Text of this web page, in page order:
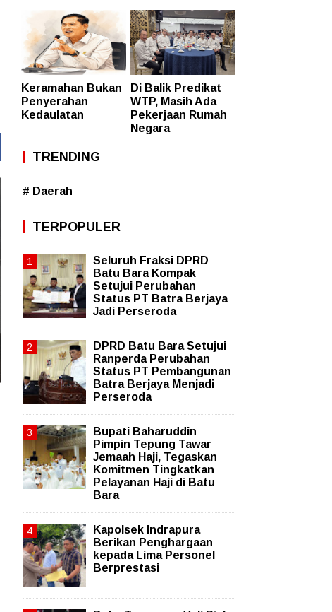
Keramahan Bukan
Penyerahan
Kedaulatan
Di Balik Predikat
WTP, Masih Ada
Pekerjaan Rumah
Negara
TRENDING
# Daerah
TERPOPULER
Seluruh Fraksi DPRD
Batu Bara Kompak
Setujui Perubahan
Status PT Batra Berjaya
Jadi Perseroda
DPRD Batu Bara Setujui
Ranperda Perubahan
Status PT Pembangunan
Batra Berjaya Menjadi
Perseroda
Bupati Baharuddin
Pimpin Tepung Tawar
Jemaah Haji, Tegaskan
Komitmen Tingkatkan
Pelayanan Haji di Batu
Bara
Kapolsek Indrapura
Berikan Penghargaan
kepada Lima Personel
Berprestasi